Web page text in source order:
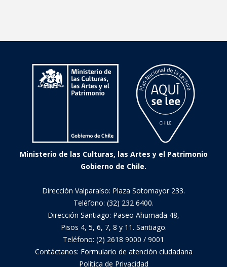
Ministerio de las Culturas, las Artes y el Patrimonio
Gobierno de Chile.
Dirección Valparaíso: Plaza Sotomayor 233.
Teléfono: (32) 232 6400.
Dirección Santiago: Paseo Ahumada 48,
Pisos 4, 5, 6, 7, 8 y 11. Santiago.
Teléfono: (2) 2618 9000 / 9001
Contáctanos: Formulario de atención ciudadana
Política de Privacidad